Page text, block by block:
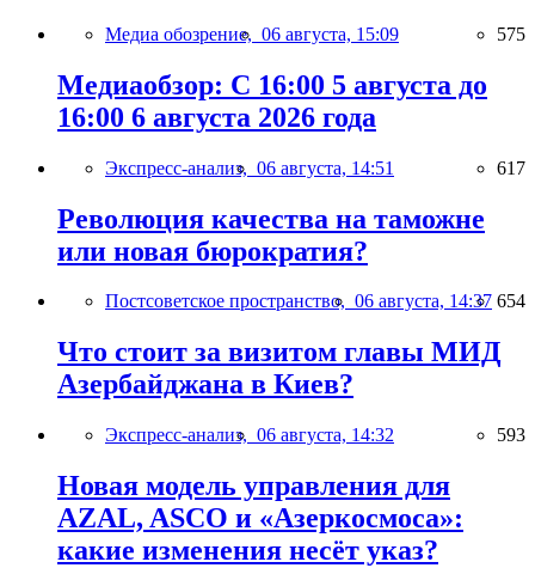
Медиа обозрение, 06 августа, 15:09 575
Медиаобзор: С 16:00 5 августа до
16:00 6 августа 2026 года
Экспресс-анализ, 06 августа, 14:51 617
Революция качества на таможне
или новая бюрократия?
Постсоветское пространство, 06 августа, 14:37 654
Что стоит за визитом главы МИД
Азербайджана в Киев?
Экспресс-анализ, 06 августа, 14:32 593
Новая модель управления для
AZAL, ASCO и «Азеркосмоса»:
какие изменения несёт указ?